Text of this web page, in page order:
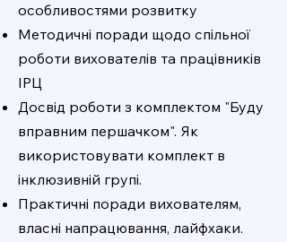
особливостями розвитку
Методичні поради щодо спільної
роботи вихователів та працівників
ІРЦ
Досвід роботи з комплектом "Буду
вправним першачком". Як
використовувати комплект в
інклюзивній групі.
Практичні поради вихователям,
власні напрацювання, лайфхаки.